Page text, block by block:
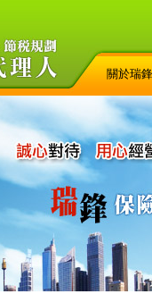
關於瑞鋒